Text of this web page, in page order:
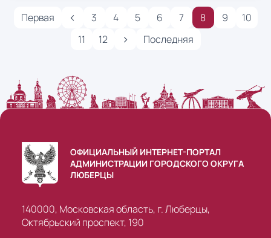
Первая ‹ 3 4 5 6 7 8 9
10
11
12 › Последняя
ОФИЦИАЛЬНЫЙ ИНТЕРНЕТ-ПОРТАЛ
АДМИНИСТРАЦИИ ГОРОДСКОГО ОКРУГА
ЛЮБЕРЦЫ
140000, Московская область, г. Люберцы,
Октябрьский проспект, 190